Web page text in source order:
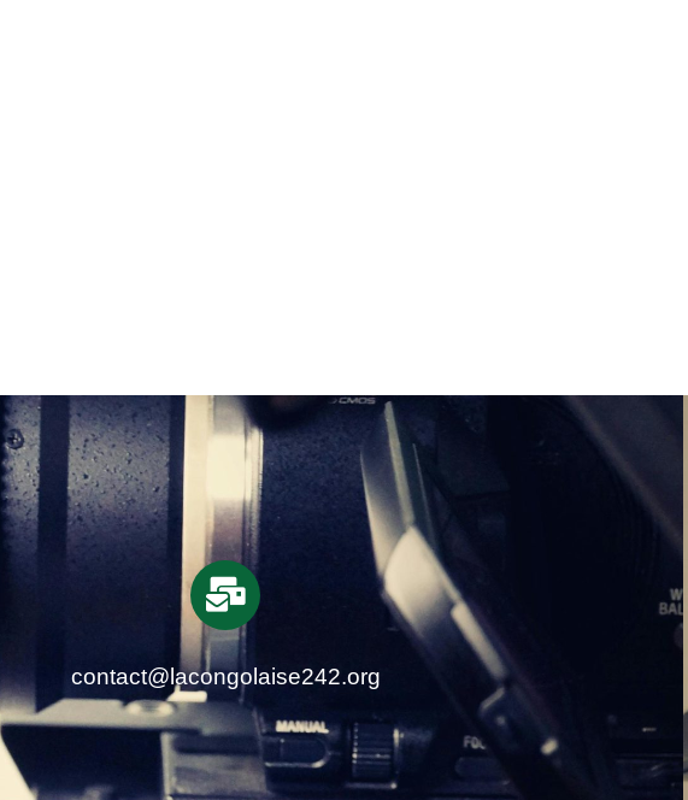
contact@lacongolaise242.org